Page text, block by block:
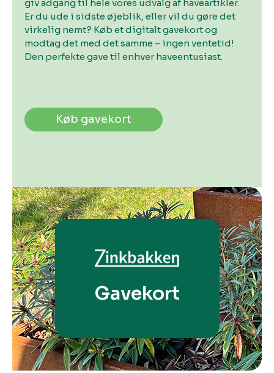
giv adgang til hele vores udvalg af haveartikler.
Er du ude i sidste øjeblik, eller vil du gøre det
virkelig nemt? Køb et digitalt gavekort og
modtag det med det samme – ingen ventetid!
Den perfekte gave til enhver haveentusiast.
Køb gavekort
Gavekort